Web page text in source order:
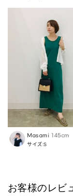
Masami 145cm
サイズ:S
お客様のレビ